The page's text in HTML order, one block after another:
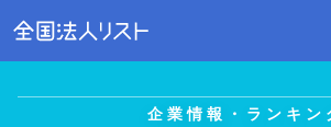
企業情報・ランキン